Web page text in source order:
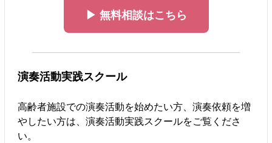
▶ 無料相談はこちら
演奏活動実践スクール
高齢者施設での演奏活動を始めたい方、演奏依頼を増
やしたい方は、演奏活動実践スクールをご覧くださ
い。